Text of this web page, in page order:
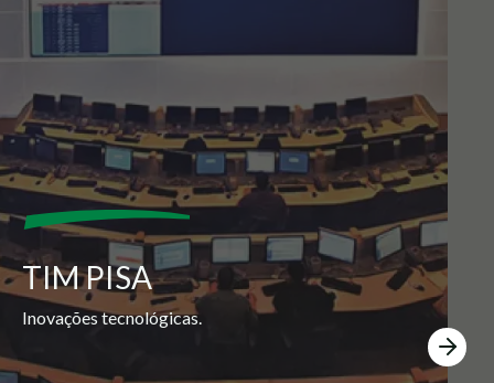
TIM PISA
Inovações tecnológicas.